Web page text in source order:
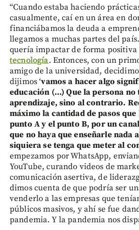
“Cuando estaba haciendo
casualmente, caí en un área en
financiábamos la deuda a
llegamos a muchas partes del
quería impactar de forma positiva
tecnología. Entonces, con un
amigo de la universidad,
dijimos ‘vamos a hacer algo
educación (...) Que la persona no
aprendizaje, sino al contrario.
máximo la cantidad de pasos
punto A y el punto B, por un
que no haya que enseñarle nada
siquiera se tenga que meter al
empezamos por WhatsApp,
YouTube, curando videos de
comunicación asertiva, de
dimos cuenta de que podría ser
venderlo a las empresas que
públicos masivos, y ahí se fue
pandemia. Y la pandemia nos